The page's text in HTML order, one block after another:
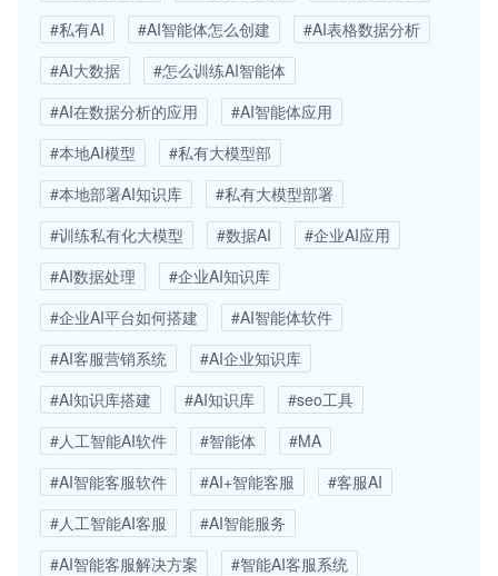
#私有AI
#AI智能体怎么创建
#AI表格数据分析
#AI大数据
#怎么训练AI智能体
#AI在数据分析的应用
#AI智能体应用
#本地AI模型
#私有大模型部
#本地部署AI知识库
#私有大模型部署
#训练私有化大模型
#数据AI
#企业AI应用
#AI数据处理
#企业AI知识库
#企业AI平台如何搭建
#AI智能体软件
#AI客服营销系统
#AI企业知识库
#AI知识库搭建
#AI知识库
#seo工具
#人工智能AI软件
#智能体
#MA
#AI智能客服软件
#AI+智能客服
#客服AI
#人工智能AI客服
#AI智能服务
#AI智能客服解决方案
#智能AI客服系统